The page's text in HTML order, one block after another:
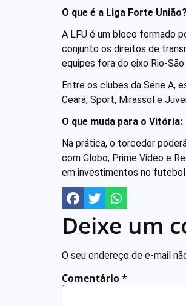
O que é a Liga Forte União?
A LFU é um bloco formado
conjunto os direitos de
equipes fora do eixo Rio-São
Entre os clubes da Série A,
Ceará, Sport, Mirassol e
O que muda para o Vitória:
Na prática, o torcedor
com Globo, Prime Video e
em investimentos no futebol.
Deixe um
O seu endereço de e-mail
Comentário*